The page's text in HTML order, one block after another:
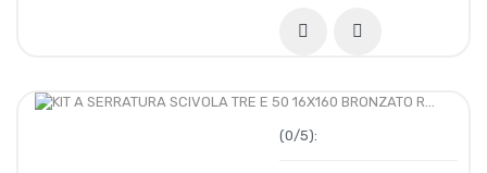
(0/5):